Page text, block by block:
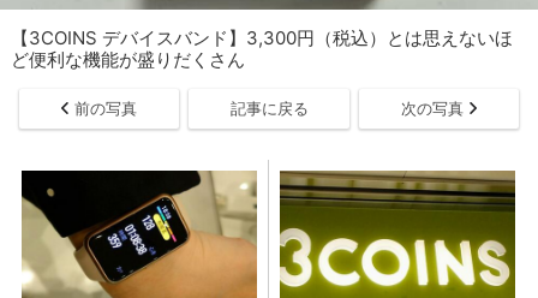
【3COINS デバイスバンド】3,300円（税込）とは思えないほ
ど便利な機能が盛りだくさん
前の写真 記事に戻る 次の写真